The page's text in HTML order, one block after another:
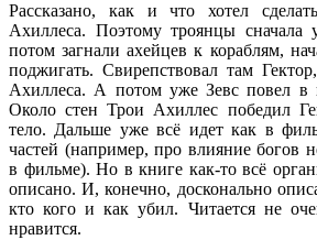
Рассказано, как и что хотел
Ахиллеса. Поэтому троянцы сначала
потом загнали ахейцев к кораблям,
поджигать. Свирепствовал там
Ахиллеса. А потом уже Зевс повел в
Около стен Трои Ахиллес победил
тело. Дальше уже всё идет как в
частей (например, про влияние богов
в фильме). Но в книге как-то всё
описано. И, конечно, досконально
кто кого и как убил. Читается не
нравится.